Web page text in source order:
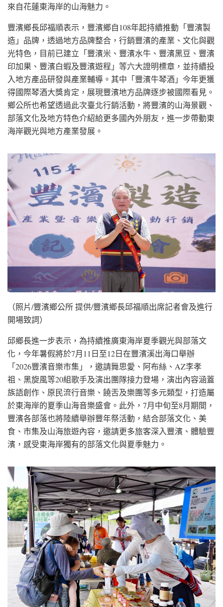
來自花蓮東海岸的山海魅力。
豐濱鄉長邱福順表示，豐濱鄉自108年起持續推動「豐濱製
造」品牌，透過地方品牌整合，行銷豐濱的產業、文化與觀
光特色，目前已建立「豐濱米、豐濱水牛、豐濱黑豆、豐濱
印加果、豐濱白蝦及豐濱遊程」等六大證明標章，並持續投
入地方產品研發與產業輔導。其中「豐濱牛琴酒」今年更獲
得國際琴酒大獎肯定，展現豐濱地方品牌逐步被國際看見。
鄉公所也希望透過此次臺北行銷活動，將豐濱的山海景觀、
部落文化及地方特色介紹給更多國內外朋友，進一步帶動東
海岸觀光與地方產業發展。
（照片/豐濱鄉公所 提供/豐濱鄉長邱福順出席記者會及進行
開場致詞）
邱鄉長進一步表示，為持續推廣東海岸夏季觀光與部落文
化，今年暑假將於7月11日至12日在豐濱溪出海口舉辦
「2026豐濱音樂市集」，邀請舞思愛、阿布絲、AZ李孝
祖、黑旋風等20組歌手及演出團隊接力登場，演出內容涵蓋
族語創作、原民流行音樂、饒舌及樂團等多元類型，打造屬
於東海岸的夏季山海音樂盛會。此外，7月中旬至8月期間，
豐濱各部落也將陸續舉辦豐年祭活動，結合部落文化、美
食、市集及山海旅遊內容，邀請更多旅客深入豐濱、體驗豐
濱，感受東海岸獨有的部落文化與夏季魅力。